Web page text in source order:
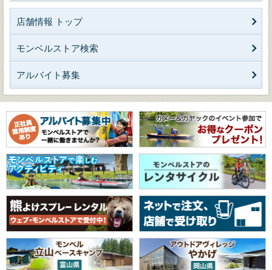
店舗情報 トップ
モンベルストア検索
アルバイト募集